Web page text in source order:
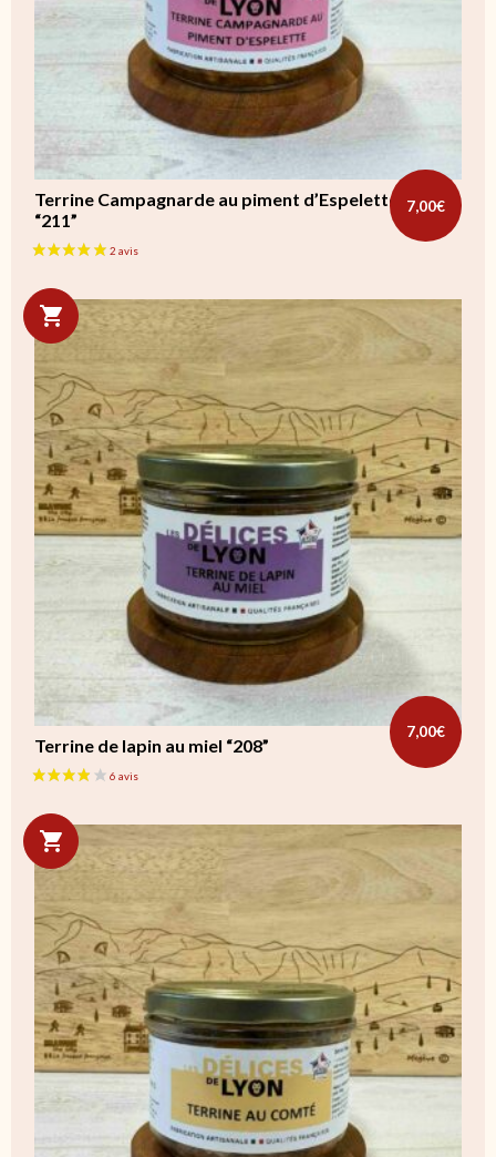
Terrine Campagnarde au piment d’Espelette
“211”
7,00€
Terrine de lapin au miel “208”
7,00€